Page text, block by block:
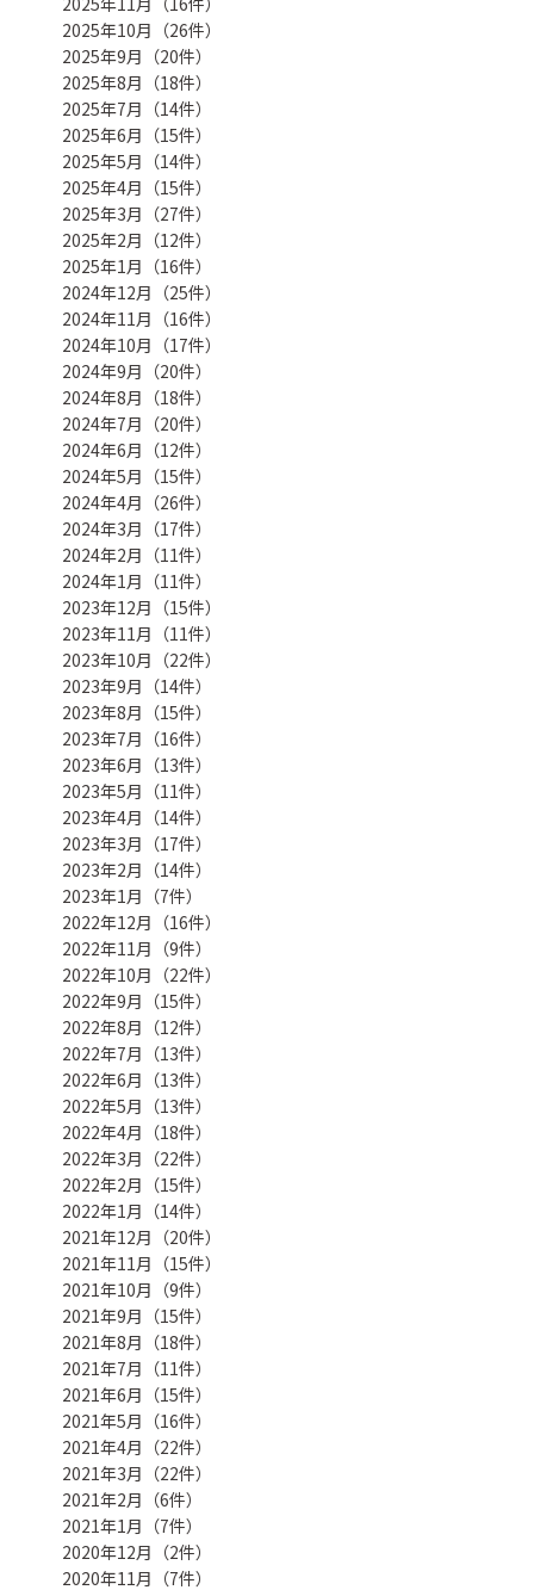
2025年10月（26件）
2025年9月（20件）
2025年8月（18件）
2025年7月（14件）
2025年6月（15件）
2025年5月（14件）
2025年4月（15件）
2025年3月（27件）
2025年2月（12件）
2025年1月（16件）
2024年12月（25件）
2024年11月（16件）
2024年10月（17件）
2024年9月（20件）
2024年8月（18件）
2024年7月（20件）
2024年6月（12件）
2024年5月（15件）
2024年4月（26件）
2024年3月（17件）
2024年2月（11件）
2024年1月（11件）
2023年12月（15件）
2023年11月（11件）
2023年10月（22件）
2023年9月（14件）
2023年8月（15件）
2023年7月（16件）
2023年6月（13件）
2023年5月（11件）
2023年4月（14件）
2023年3月（17件）
2023年2月（14件）
2023年1月（7件）
2022年12月（16件）
2022年11月（9件）
2022年10月（22件）
2022年9月（15件）
2022年8月（12件）
2022年7月（13件）
2022年6月（13件）
2022年5月（13件）
2022年4月（18件）
2022年3月（22件）
2022年2月（15件）
2022年1月（14件）
2021年12月（20件）
2021年11月（15件）
2021年10月（9件）
2021年9月（15件）
2021年8月（18件）
2021年7月（11件）
2021年6月（15件）
2021年5月（16件）
2021年4月（22件）
2021年3月（22件）
2021年2月（6件）
2021年1月（7件）
2020年12月（2件）
2020年11月（7件）